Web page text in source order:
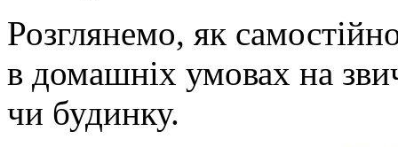
Розглянемо, як
в домашніх умовах на
чи будинку.